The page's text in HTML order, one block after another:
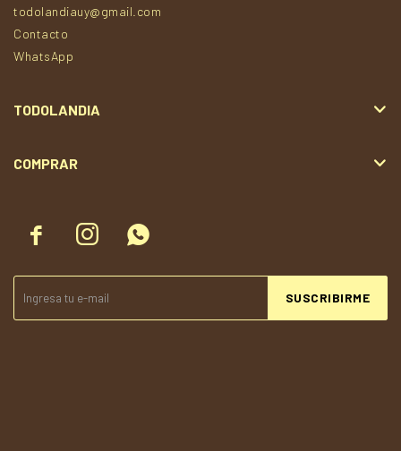
  
SUSCRIBIRME
todolandiauy@gmail.com
Contacto
WhatsApp
TODOLANDIA
COMPRAR